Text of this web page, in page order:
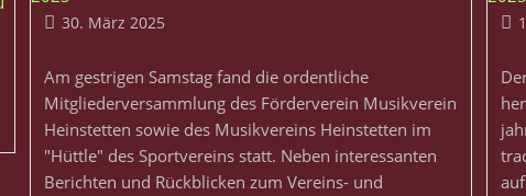
30. März 2025
Am gestrigen Samstag fand die ordentliche
Mitgliederversammlung des Förderverein Musikverein
Heinstetten sowie des Musikvereins Heinstetten im
"Hüttle" des Sportvereins statt. Neben interessanten
Berichten und Rückblicken zum Vereins- und